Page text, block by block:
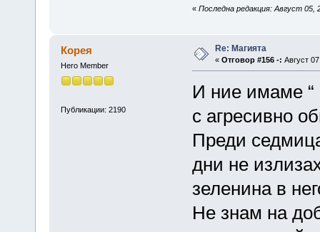
« Последна редакция: Август 05,
Корея
Hero Member
Публикации: 2190
Re: Магията
« Отговор #156 -: Август
И ние имаме “
с агресивно
Преди
дни не
зеленина в
Не знам на